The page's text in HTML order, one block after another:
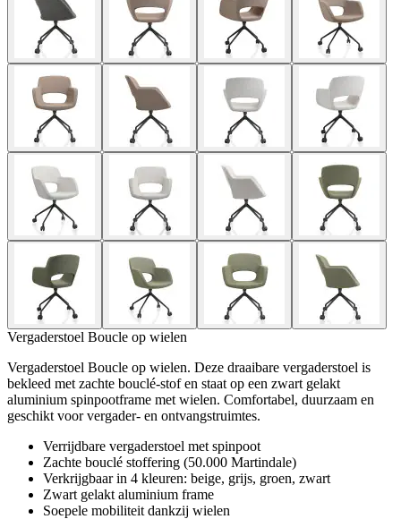
Vergaderstoel Boucle op wielen
Vergaderstoel Boucle op wielen. Deze draaibare vergaderstoel is
bekleed met zachte bouclé-stof en staat op een zwart gelakt
aluminium spinpootframe met wielen. Comfortabel, duurzaam en
geschikt voor vergader- en ontvangstruimtes.
Verrijdbare vergaderstoel met spinpoot
Zachte bouclé stoffering (50.000 Martindale)
Verkrijgbaar in 4 kleuren: beige, grijs, groen, zwart
Zwart gelakt aluminium frame
Soepele mobiliteit dankzij wielen